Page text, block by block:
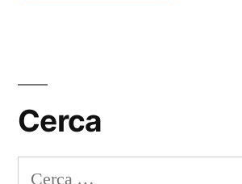
Cerca
Ricerca